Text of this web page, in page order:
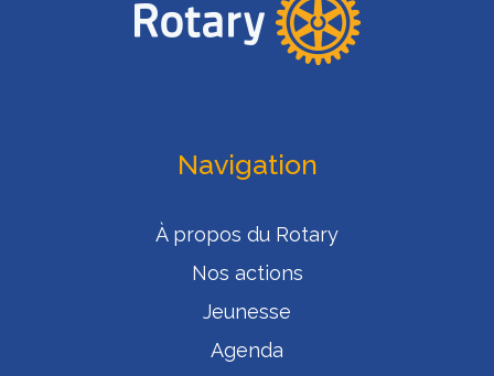
Navigation
À propos du Rotary
Nos actions
Jeunesse
Agenda